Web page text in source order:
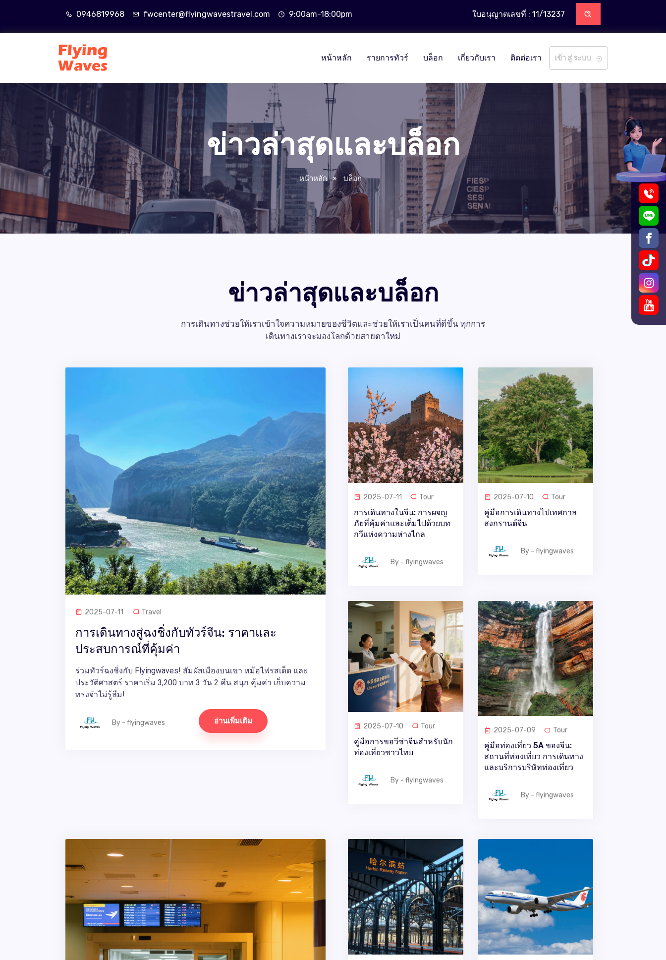
0946819968 fwcenter@flyingwavestravel.com 9:00am-18:00pm ใบอนุญาตเลขที่ : 11/13237
หน้าหลัก รายการทัวร์ บล็อก เกี่ยวกับเรา ติดต่อเรา เข้า สู่ ระบบ
ข่าวล่าสุดและบล็อก
หน้าหลัก บล็อก
ข่าวล่าสุดและบล็อก
การเดินทางช่วยให้เราเข้าใจความหมายของชีวิตและช่วยให้เราเป็นคนที่ดีขึ้น ทุกการ
เดินทางเราจะมองโลกด้วยสายตาใหม่
2025-07-11 Travel
การเดินทางสู่ฉงชิ่งกับทัวร์จีน: ราคาและ
ประสบการณ์ที่คุ้มค่า
ร่วมทัวร์ฉงชิ่งกับ Flyingwaves! สัมผัสเมืองบนเขา หม้อไฟรสเด็ด และ
ประวัติศาสตร์ ราคาเริ่ม 3,200 บาท 3 วัน 2 คืน สนุก คุ้มค่า เก็บความ
ทรงจำไม่รู้ลืม!
By - flyingwaves อ่านเพิ่มเติม
2025-07-11 Tour
การเดินทางในจีน: การผจญ
ภัยที่คุ้มค่าและเต็มไปด้วยบท
กวีแห่งความห่างไกล
By - flyingwaves
2025-07-10 Tour
คู่มือการเดินทางไปเทศกาล
สงกรานต์จีน
By - flyingwaves
2025-07-10 Tour
คู่มือการขอวีซ่าจีนสำหรับนัก
ท่องเที่ยวชาวไทย
By - flyingwaves
2025-07-09 Tour
คู่มือท่องเที่ยว 5A ของจีน:
สถานที่ท่องเที่ยว การเดินทาง
และบริการบริษัทท่องเที่ยว
By - flyingwaves